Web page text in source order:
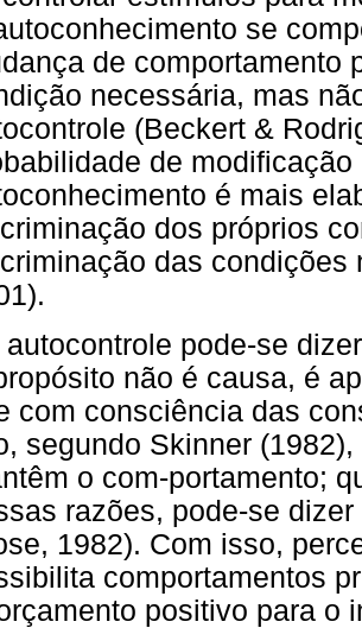
se
de comportamento
necessária, mas
(Beckert &
de
é mais
dos próprios
das
autocontrole pode-se
não é causa, é
com consciência das
segundo Skinner
o com-portamento;
razões, pode-se
1982). Com isso,
comportamentos
positivo para o